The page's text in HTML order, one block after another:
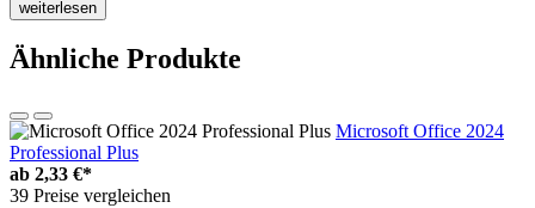
weiterlesen
Ähnliche Produkte
Microsoft Office 2024
Professional Plus
ab 2,33 €*
39 Preise vergleichen